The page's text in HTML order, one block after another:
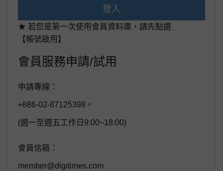
登入
★ 若您是第一次使用會員資料庫，請先點選
【帳號啟用】
會員服務申請/試用
申請專線：
+886-02-87125398。
(週一至週五工作日9:00~18:00)
會員信箱：
member@digitimes.com